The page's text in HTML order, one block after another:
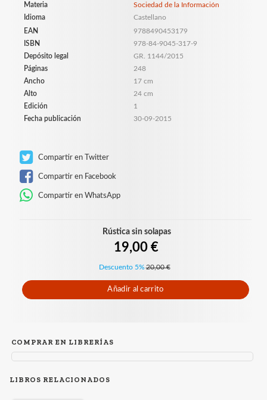
Materia
Sociedad de la Información
Idioma
Castellano
EAN
9788490453179
ISBN
978-84-9045-317-9
Depósito legal
GR. 1144/2015
Páginas
248
Ancho
17 cm
Alto
24 cm
Edición
1
Fecha publicación
30-09-2015
Compartir en Twitter
Compartir en Facebook
Compartir en WhatsApp
Rústica sin solapas
19,00 €
Descuento 5% 20,00 €
Añadir al carrito
COMPRAR EN LIBRERÍAS
LIBROS RELACIONADOS